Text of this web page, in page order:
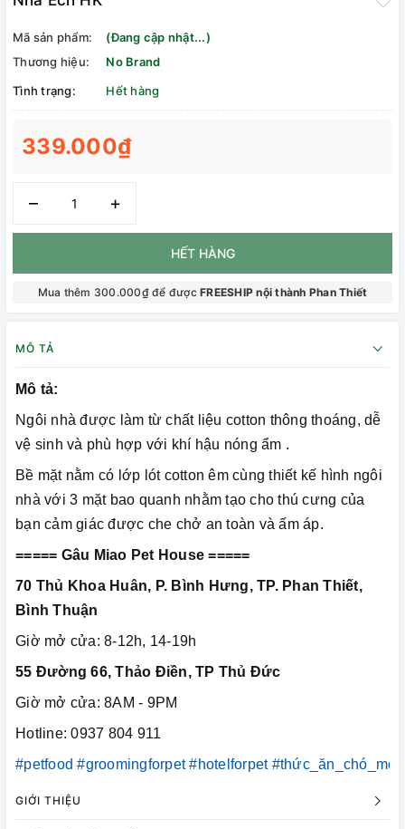
Mã sản phẩm:
(Đang cập nhật...)
Thương hiệu:
No Brand
Tình trạng:
Hết hàng
339.000₫
– +
HẾT HÀNG
Mua thêm 300.000₫ để đượcFREESHIP nội thành Phan Thiết
MÔ TẢ
Mô tả:
Ngôi nhà được làm từ chất liệu cotton thông thoáng, dễ
vệ sinh và phù hợp với khí hậu nóng ẩm .
Bề mặt nằm có lớp lót cotton êm cùng thiết kế hình ngôi
nhà với 3 mặt bao quanh nhằm tạo cho thú cưng của
bạn cảm giác được che chở an toàn và ấm áp.
===== Gâu Miao Pet House =====
70 Thủ Khoa Huân, P. Bình Hưng, TP. Phan Thiết,
Bình Thuận
Giờ mở cửa: 8-12h, 14-19h
55 Đường 66, Thảo Điền, TP Thủ Đức
Giờ mở cửa: 8AM - 9PM
Hotline: 0937 804 911
#petfood #groomingforpet #hotelforpet #thức_ăn_chó_mèo
GIỚI THIỆU